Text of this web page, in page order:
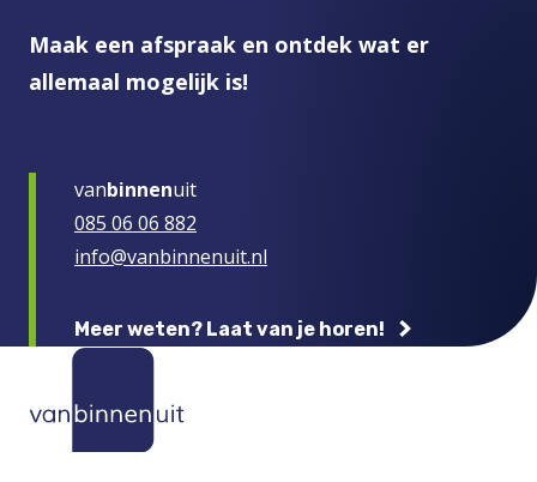
Maak een afspraak en ontdek wat er
allemaal mogelijk is!
vanbinnenuit
085 06 06 882
info@vanbinnenuit.nl
Meer weten? Laat van je horen!